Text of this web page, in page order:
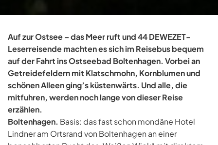
Auf zur Ostsee – das Meer ruft und 44 DEWEZET-
Leserreisende machten es sich im Reisebus bequem
auf der Fahrt ins Ostseebad Boltenhagen. Vorbei an
Getreidefeldern mit Klatschmohn, Kornblumen und
schönen Alleen ging’s küstenwärts. Und alle, die
mitfuhren, werden noch lange von dieser Reise
erzählen.
Boltenhagen. Basis: das fast schon mondäne Hotel
Lindner am Ortsrand von Boltenhagen an einer